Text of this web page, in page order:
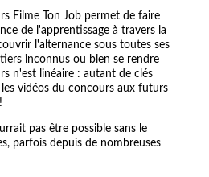
Filme Ton Job permet de faire
de l'apprentissage à travers la
l'alternance sous toutes ses
inconnus ou bien se rendre
n'est linéaire : autant de clés
vidéos du concours aux futurs
pas être possible sans le
parfois depuis de nombreuses